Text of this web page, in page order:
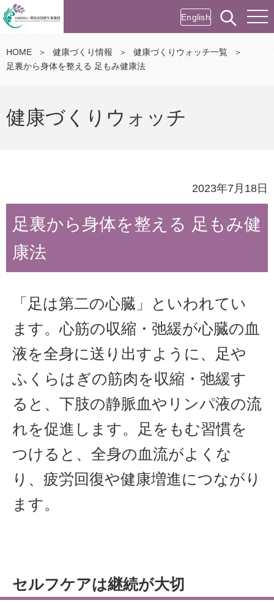
English
HOME ＞ 健康づくり情報 ＞ 健康づくりウォッチ一覧
＞
足裏から身体を整える 足もみ健康法
健康づくりウォッチ
2023年7月18日
足裏から身体を整える 足もみ健
康法
「足は第二の心臓」といわれてい
ます。心筋の収縮・弛緩が心臓の血
液を全身に送り出すように、足や
ふくらはぎの筋肉を収縮・弛緩す
ると、下肢の静脈血やリンパ液の流
れを促進します。足をもむ習慣を
つけると、全身の血流がよくな
り、疲労回復や健康増進につながり
ます。
セルフケアは継続が大切